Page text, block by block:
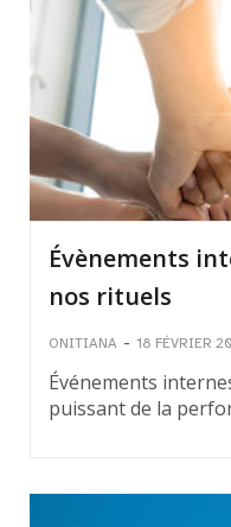
Évènements
nos rituels
ONITIANA - 18 FÉVRIER
Événements
puissant de la